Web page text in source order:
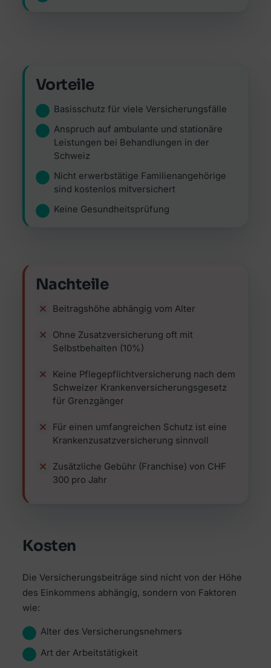
Vorteile
Basisschutz für viele Versicherungsfälle
Anspruch auf ambulante und stationäre
Leistungen bei Behandlungen in der
Schweiz
Nicht erwerbstätige Familienangehörige
sind kostenlos mitversichert
Keine Gesundheitsprüfung
Nachteile
Beitragshöhe abhängig vom Alter
Ohne Zusatzversicherung oft mit
Selbstbehalten (10%)
Keine Pflegepflichtversicherung nach dem
Schweizer Krankenversicherungsgesetz
für Grenzgänger
Für einen umfangreichen Schutz ist eine
Krankenzusatzversicherung sinnvoll
Zusätzliche Gebühr (Franchise) von CHF
300 pro Jahr
Kosten
Die Versicherungsbeiträge sind nicht von der Höhe
des Einkommens abhängig, sondern von Faktoren
wie:
Alter des Versicherungsnehmers
Art der Arbeitstätigkeit